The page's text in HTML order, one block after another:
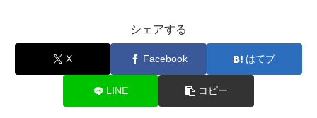
シェアする
X Facebook はてブ
LINE コピー